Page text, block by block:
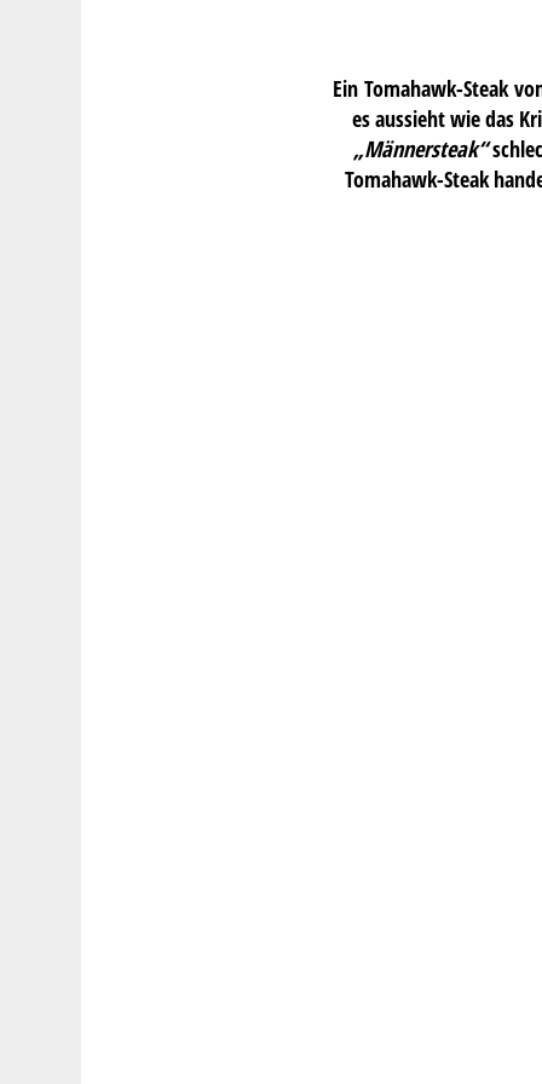
Ein Tomahawk-Steak
es aussieht wie das
„Männersteak“
Tomahawk-Steak